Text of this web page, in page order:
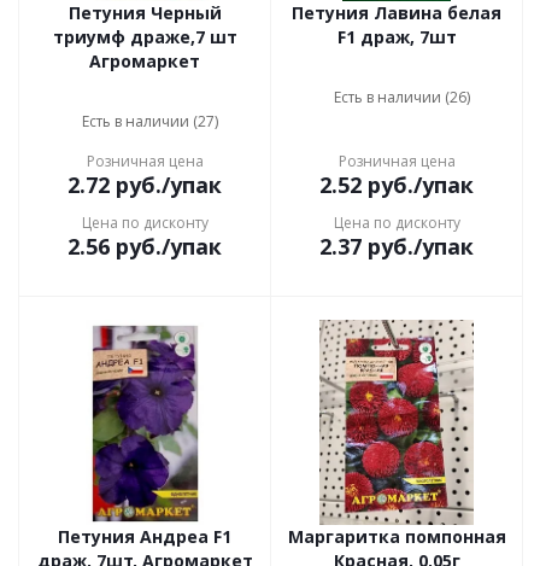
Петуния Черный
триумф драже,7 шт
Агромаркет
Есть в наличии (27)
Розничная цена
2.72 руб./упак
Цена по дисконту
2.56 руб./упак
Петуния Лавина белая
F1 драж, 7шт
Есть в наличии (26)
Розничная цена
2.52 руб./упак
Цена по дисконту
2.37 руб./упак
Петуния Андреа F1
драж, 7шт, Агромаркет
Маргаритка помпонная
Красная, 0,05г